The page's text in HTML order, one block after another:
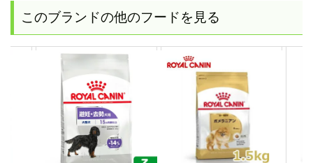
このブランドの他のフードを見る